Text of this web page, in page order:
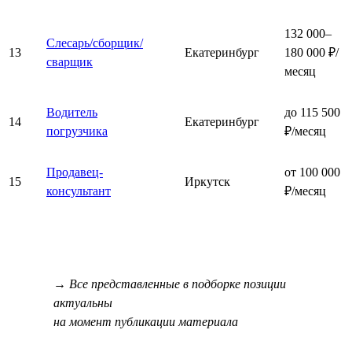
13
Слесарь/сборщик/
сварщик
Екатеринбург
132 000–
180 000 ₽/
месяц
14
Водитель
погрузчика
Екатеринбург
до 115 500
₽/месяц
15
Продавец-
консультант
Иркутск
от 100 000
₽/месяц
→ Все представленные в подборке позиции
актуальны
на момент публикации материала